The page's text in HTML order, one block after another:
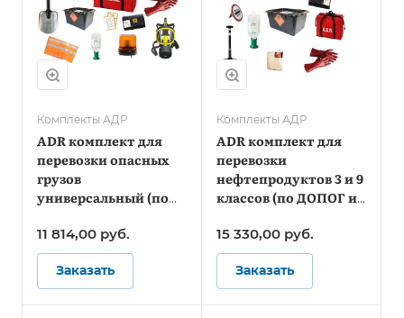
Комплекты АДР
ADR комплект для
перевозки опасных
грузов
универсальный (по
11 814,00 руб.
Заказать
Комплекты АДР
ADR комплект для
перевозки
нефтепродуктов 3 и 9
классов (по ДОПОГ и
15 330,00 руб.
Заказать